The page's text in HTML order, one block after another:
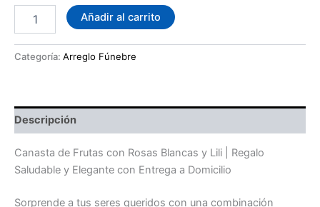
con
Lili
cantidad
Añadir al carrito
Categoría: Arreglo Fúnebre
Descripción
Canasta de Frutas con Rosas Blancas y Lili | Regalo
Saludable y Elegante con Entrega a Domicilio
Sorprende a tus seres queridos con una combinación